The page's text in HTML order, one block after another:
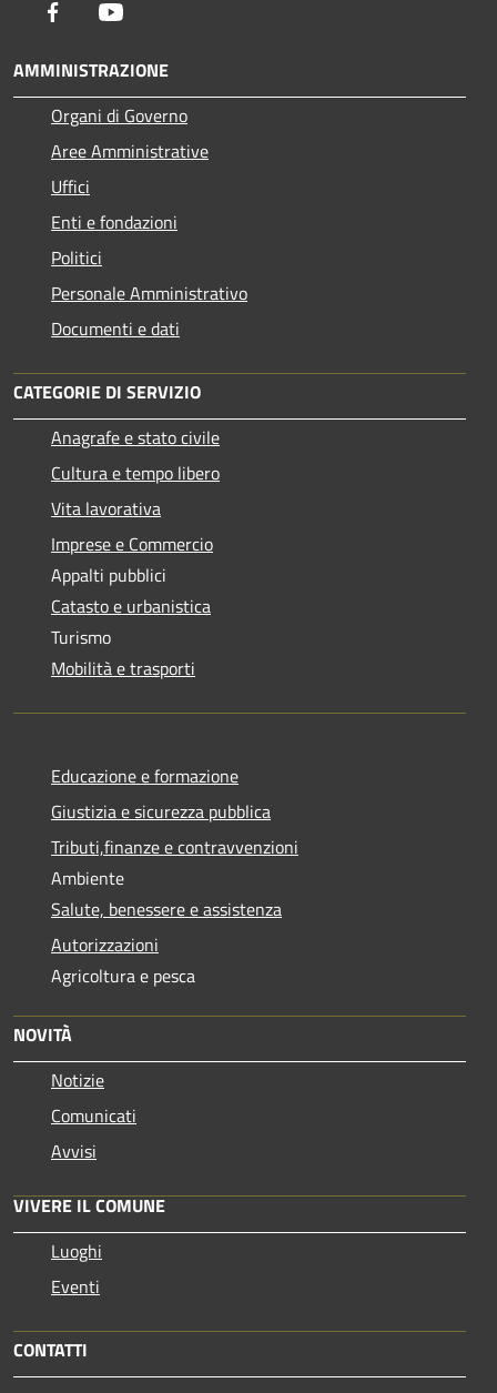
Facebook
AMMINISTRAZIONE
Organi di Governo
Aree Amministrative
Uffici
Enti e fondazioni
Politici
Personale Amministrativo
Documenti e dati
CATEGORIE DI SERVIZIO
Anagrafe e stato civile
Cultura e tempo libero
Vita lavorativa
Imprese e Commercio
Appalti pubblici
Catasto e urbanistica
Turismo
Mobilità e trasporti
Educazione e formazione
Giustizia e sicurezza pubblica
Tributi,finanze e contravvenzioni
Ambiente
Salute, benessere e assistenza
Autorizzazioni
Agricoltura e pesca
NOVITÀ
Notizie
Comunicati
Avvisi
VIVERE IL COMUNE
Luoghi
Eventi
CONTATTI